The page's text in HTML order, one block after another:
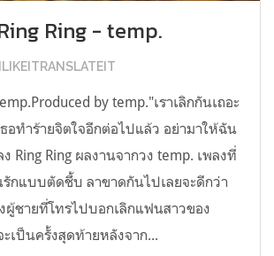
Ring - temp.
by temp."เราเลิกกันเถอะ
อทำร้ายจิตใจอีกต่อไปแล้ว อย่ามาให้ฉัน
Ring Ring ผลงานจากวง temp. เพลงที่
กแบบตัดชึ้บ ลาขาดกันไปเลยจะดีกว่า
ผู้ชายที่โทรไปบอกเลิกแฟนสาวของ
เป็นครั้งสุดท้ายหลังจาก...